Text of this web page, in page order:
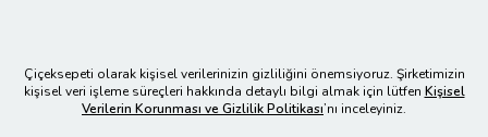
Çiçeksepeti olarak kişisel verilerinizin gizliliğini önemsiyoruz. Şirketimizin
kişisel veri işleme süreçleri hakkında detaylı bilgi almak için lütfen Kişisel
Verilerin Korunması ve Gizlilik Politikası’nı inceleyiniz.